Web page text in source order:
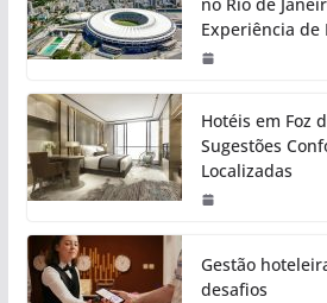
Experiência de
Hotéis em Foz
Sugestões
Localizadas
Gestão
desafios